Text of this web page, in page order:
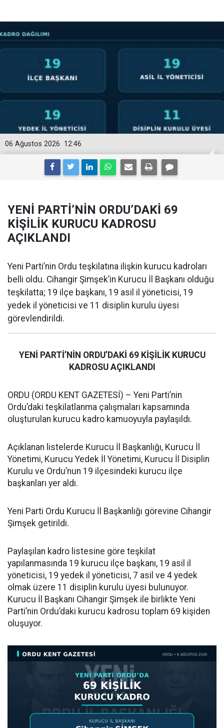
12:46
06 Ağustos 2026
YENİ PARTİ’NİN ORDU’DAKİ 69
KİŞİLİK KURUCU KADROSU
AÇIKLANDI
Yeni Parti’nin Ordu teşkilatına ilişkin kurucu kadroları
belli oldu. Cihangir Şimşek’in Kurucu İl Başkanı olduğu
teşkilatta; 19 ilçe başkanı, 19 asil il yöneticisi, 19
yedek il yöneticisi ve 11 disiplin kurulu üyesi
görevlendirildi.
YENİ PARTİ’NİN ORDU’DAKİ 69 KİŞİLİK KURUCU
KADROSU AÇIKLANDI
ORDU (ORDU KENT GAZETESİ) – Yeni Parti’nin
Ordu’daki teşkilatlanma çalışmaları kapsamında
oluşturulan kurucu kadro kamuoyuyla paylaşıldı.
Açıklanan listelerde Kurucu İl Başkanlığı, Kurucu İl
Yönetimi, Kurucu Yedek İl Yönetimi, Kurucu İl Disiplin
Kurulu ve Ordu’nun 19 ilçesindeki kurucu ilçe
başkanları yer aldı.
Yeni Parti Ordu Kurucu İl Başkanlığı görevine Cihangir
Şimşek getirildi.
Paylaşılan kadro listesine göre teşkilat
yapılanmasında 19 kurucu ilçe başkanı, 19 asil il
yöneticisi, 19 yedek il yöneticisi, 7 asil ve 4 yedek
olmak üzere 11 disiplin kurulu üyesi bulunuyor.
Kurucu İl Başkanı Cihangir Şimşek ile birlikte Yeni
Parti’nin Ordu’daki kurucu kadrosu toplam 69 kişiden
oluşuyor.